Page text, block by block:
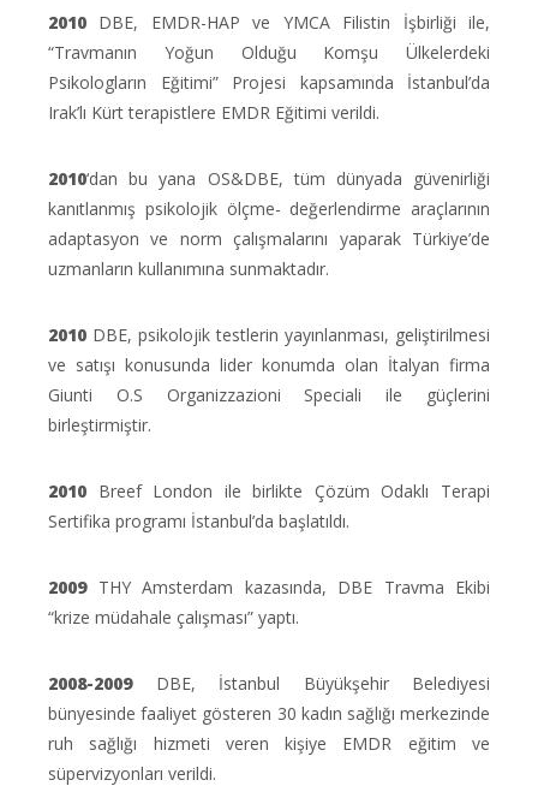
2010 DBE, EMDR-HAP ve YMCA Filistin İşbirliği ile,
“Travmanın Yoğun Olduğu Komşu Ülkelerdeki
Psikologların Eğitimi” Projesi kapsamında İstanbul’da
Irak’lı Kürt terapistlere EMDR Eğitimi verildi.
2010‘dan bu yana OS&DBE, tüm dünyada güvenirliği
kanıtlanmış psikolojik ölçme- değerlendirme araçlarının
adaptasyon ve norm çalışmalarını yaparak Türkiye’de
uzmanların kullanımına sunmaktadır.
2010 DBE, psikolojik testlerin yayınlanması, geliştirilmesi
ve satışı konusunda lider konumda olan İtalyan firma
Giunti O.S Organizzazioni Speciali ile güçlerini
birleştirmiştir.
2010 Breef London ile birlikte Çözüm Odaklı Terapi
Sertifika programı İstanbul’da başlatıldı.
2009THY Amsterdam kazasında, DBE Travma Ekibi
“krize müdahale çalışması” yaptı.
2008-2009DBE, İstanbul Büyükşehir Belediyesi
bünyesinde faaliyet gösteren 30 kadın sağlığı merkezinde
ruh sağlığı hizmeti veren kişiye EMDR eğitim ve
süpervizyonları verildi.